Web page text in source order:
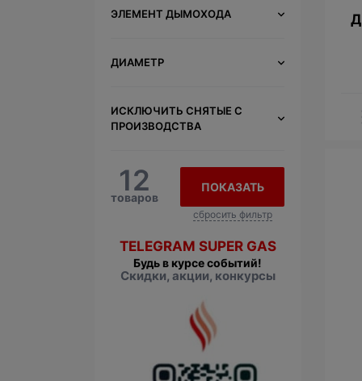
ЭЛЕМЕНТ ДЫМОХОДА
ДИАМЕТР
ИСКЛЮЧИТЬ СНЯТЫЕ С
ПРОИЗВОДСТВА
12
товаров
ПОКАЗАТЬ
сбросить фильтр
TELEGRAM SUPER GAS
Будь в курсе событий!
Скидки, акции, конкурсы